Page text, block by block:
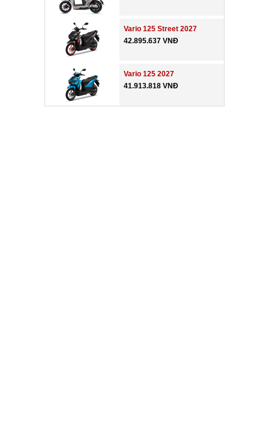
Vario 125 Street 2027
42.895.637 VNĐ
Vario 125 2027
41.913.818 VNĐ